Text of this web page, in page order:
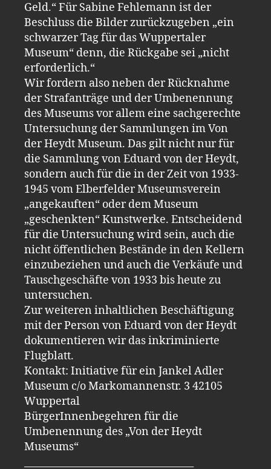
Geld.“ Für Sabine Fehlemann ist der
Beschluss die Bilder zurückzugeben „ein
schwarzer Tag für das Wuppertaler
Museum“ denn, die Rückgabe sei „nicht
erforderlich.“
Wir fordern also neben der Rücknahme
der Strafanträge und der Umbenennung
des Museums vor allem eine sachgerechte
Untersuchung der Sammlungen im Von
der Heydt Museum. Das gilt nicht nur für
die Sammlung von Eduard von der Heydt,
sondern auch für die in der Zeit von 1933-
1945 vom Elberfelder Museumsverein
„angekauften“ oder dem Museum
„geschenkten“ Kunstwerke. Entscheidend
für die Untersuchung wird sein, auch die
nicht öffentlichen Bestände in den Kellern
einzubeziehen und auch die Verkäufe und
Tauschgeschäfte von 1933 bis heute zu
untersuchen.
Zur weiteren inhaltlichen Beschäftigung
mit der Person von Eduard von der Heydt
dokumentieren wir das inkriminierte
Flugblatt.
Kontakt: Initiative für ein Jankel Adler
Museum c/o Markomannenstr. 3 42105
Wuppertal
BürgerInnenbegehren für die
Umbenennung des „Von der Heydt
Museums“